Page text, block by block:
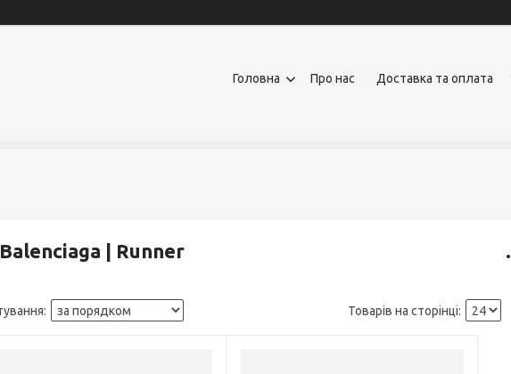
Головна Про нас Доставка та оплата
Balenciaga | Runner .